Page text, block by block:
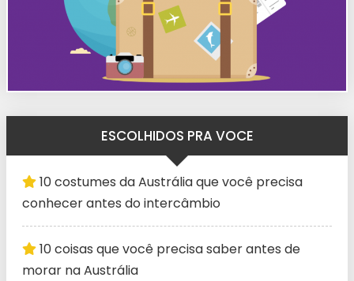
ESCOLHIDOS PRA VOCE
10 costumes da Austrália que você precisa
conhecer antes do intercâmbio
10 coisas que você precisa saber antes de
morar na Austrália